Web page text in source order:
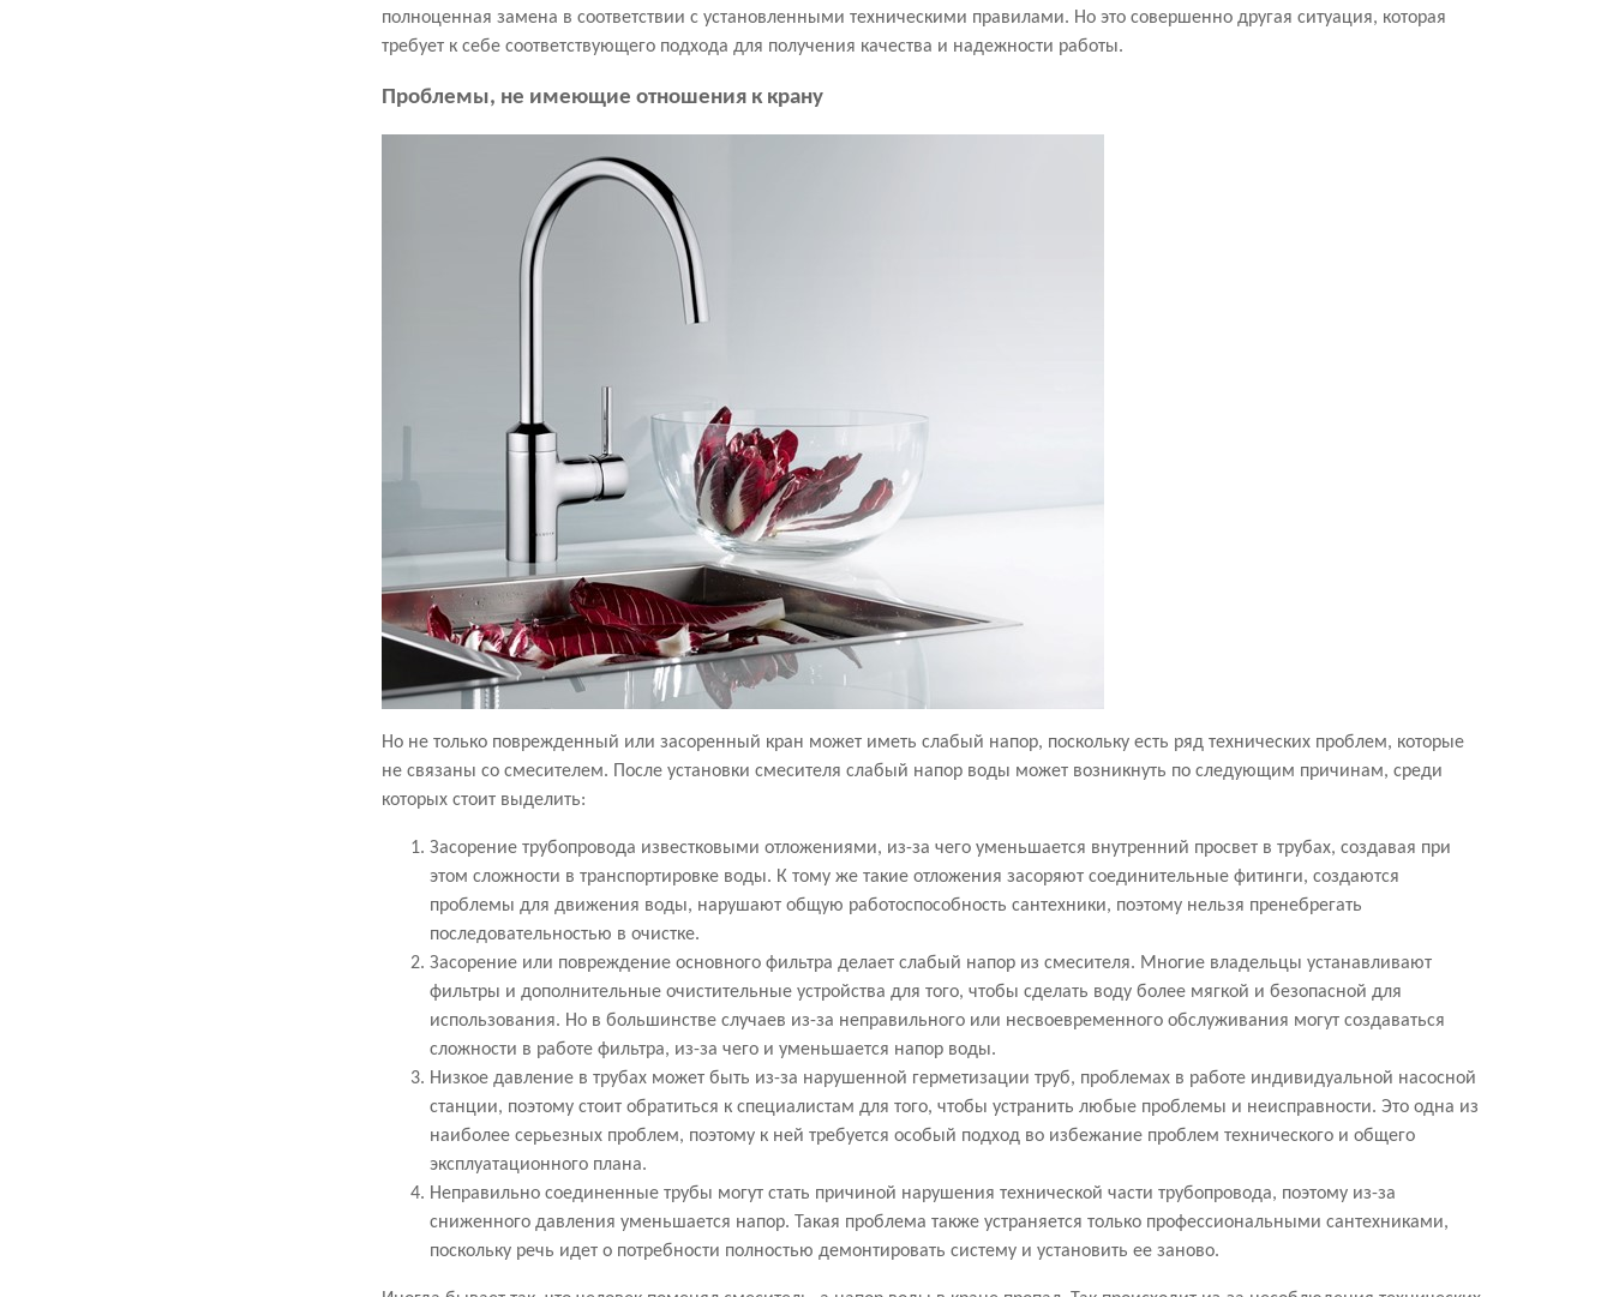
полноценная замена в соответствии с установленными техническими правилами. Но это совершенно другая ситуация, которая
требует к себе соответствующего подхода для получения качества и надежности работы.
Проблемы, не имеющие отношения к крану
Но не только поврежденный или засоренный кран может иметь слабый напор, поскольку есть ряд технических проблем, которые
не связаны со смесителем. После установки смесителя слабый напор воды может возникнуть по следующим причинам, среди
которых стоит выделить:
Засорение трубопровода известковыми отложениями, из-за чего уменьшается внутренний просвет в трубах, создавая при
этом сложности в транспортировке воды. К тому же такие отложения засоряют соединительные фитинги, создаются
проблемы для движения воды, нарушают общую работоспособность сантехники, поэтому нельзя пренебрегать
последовательностью в очистке.
Засорение или повреждение основного фильтра делает слабый напор из смесителя. Многие владельцы устанавливают
фильтры и дополнительные очистительные устройства для того, чтобы сделать воду более мягкой и безопасной для
использования. Но в большинстве случаев из-за неправильного или несвоевременного обслуживания могут создаваться
сложности в работе фильтра, из-за чего и уменьшается напор воды.
Низкое давление в трубах может быть из-за нарушенной герметизации труб, проблемах в работе индивидуальной насосной
станции, поэтому стоит обратиться к специалистам для того, чтобы устранить любые проблемы и неисправности. Это одна из
наиболее серьезных проблем, поэтому к ней требуется особый подход во избежание проблем технического и общего
эксплуатационного плана.
Неправильно соединенные трубы могут стать причиной нарушения технической части трубопровода, поэтому из-за
сниженного давления уменьшается напор. Такая проблема также устраняется только профессиональными сантехниками,
поскольку речь идет о потребности полностью демонтировать систему и установить ее заново.